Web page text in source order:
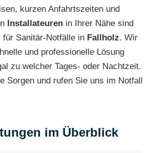
kurzen Anfahrtszeiten und
Installateuren in Ihrer Nähe sind
für Sanitär-Notfälle in Fallholz. Wir
und professionelle Lösung
zu welcher Tages- oder Nachtzeit.
Sorgen und rufen Sie uns im Notfall
im Überblick